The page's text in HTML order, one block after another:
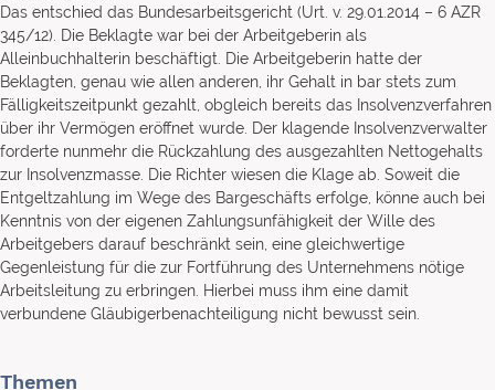
Das entschied das Bundesarbeitsgericht (Urt. v. 29.01.2014 – 6 AZR
345/12). Die Beklagte war bei der Arbeitgeberin als
Alleinbuchhalterin beschäftigt. Die Arbeitgeberin hatte der
Beklagten, genau wie allen anderen, ihr Gehalt in bar stets zum
Fälligkeitszeitpunkt gezahlt, obgleich bereits das Insolvenzverfahren
über ihr Vermögen eröffnet wurde. Der klagende Insolvenzverwalter
forderte nunmehr die Rückzahlung des ausgezahlten Nettogehalts
zur Insolvenzmasse. Die Richter wiesen die Klage ab. Soweit die
Entgeltzahlung im Wege des Bargeschäfts erfolge, könne auch bei
Kenntnis von der eigenen Zahlungsunfähigkeit der Wille des
Arbeitgebers darauf beschränkt sein, eine gleichwertige
Gegenleistung für die zur Fortführung des Unternehmens nötige
Arbeitsleitung zu erbringen. Hierbei muss ihm eine damit
verbundene Gläubigerbenachteiligung nicht bewusst sein.
Themen